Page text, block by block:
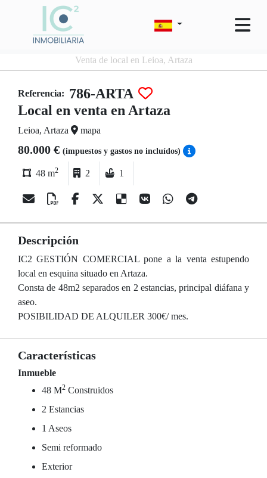
Venta de local en Leioa, Artaza
Referencia: 786-ARTA
Local en venta en Artaza
Leioa, Artaza mapa
80.000 € (impuestos y gastos no incluídos)
48 m2 2 1
Descripción
IC2 GESTIÓN COMERCIAL pone a la venta estupendo
local en esquina situado en Artaza.
Consta de 48m2 separados en 2 estancias, principal diáfana y
aseo.
POSIBILIDAD DE ALQUILER 300€/ mes.
Características
Inmueble
48 M2 Construidos
2 Estancias
1 Aseos
Semi reformado
Exterior